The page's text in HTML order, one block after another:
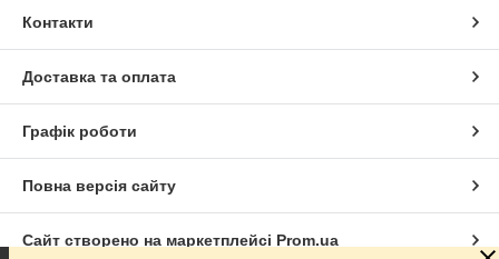
Контакти
Доставка та оплата
Графік роботи
Повна версія сайту
Сайт створено на маркетплейсі Prom.ua